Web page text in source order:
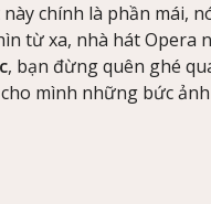
chính là phần mái,
từ xa, nhà hát Opera
, bạn đừng quên ghé
mình những bức